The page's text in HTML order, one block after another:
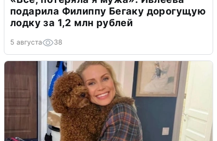
подарила Филиппу Бегаку дорогущую
лодку за 1,2 млн рублей
5 августа 38